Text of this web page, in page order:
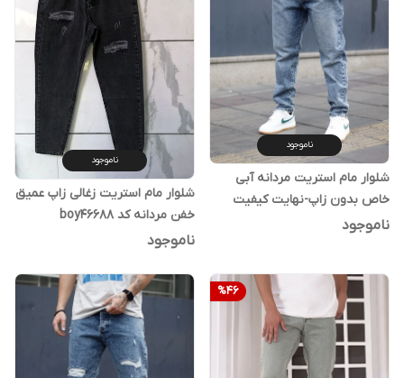
ناموجود
شلوار مام استریت مردانه آبی
خاص بدون زاپ-نهایت کیفیت
ناموجود
ناموجود
شلوار مام استریت زغالی زاپ عمیق
خفن مردانه کد boy46688
ناموجود
%46